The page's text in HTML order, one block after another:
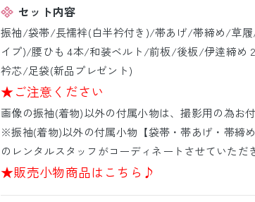
セット内容
振袖/袋帯/長襦袢(白半衿付き)/帯あげ/帯締め/草
イプ)/腰ひも 4本/和装ベルト/前板/後板/伊逹締
衿芯/足袋(新品プレゼント)
★ご注意ください
画像の振袖(着物)以外の付属小物は、撮影用の為お
※振袖(着物)以外の付属小物【袋帯・帯あげ・帯締
のレンタルスタッフがコーディネートさせていただ
★販売小物商品はこちら♪